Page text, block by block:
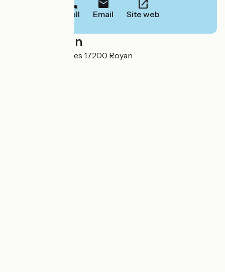
Call Email Site web
Localisation
5 rue des Amazones 17200 Royan